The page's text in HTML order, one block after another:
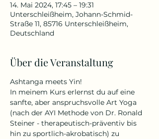
14. Mai 2024, 17:45 – 19:31
Unterschleißheim, Johann-Schmid-
Straße 11, 85716 Unterschleißheim,
Deutschland
Über die Veranstaltung
Ashtanga meets Yin!
In meinem Kurs erlernst du auf eine
sanfte, aber anspruchsvolle Art Yoga
(nach der AYI Methode von Dr. Ronald
Steiner - therapeutisch-präventiv bis
hin zu sportlich-akrobatisch) zu